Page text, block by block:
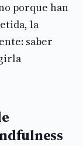
porque han
la
saber